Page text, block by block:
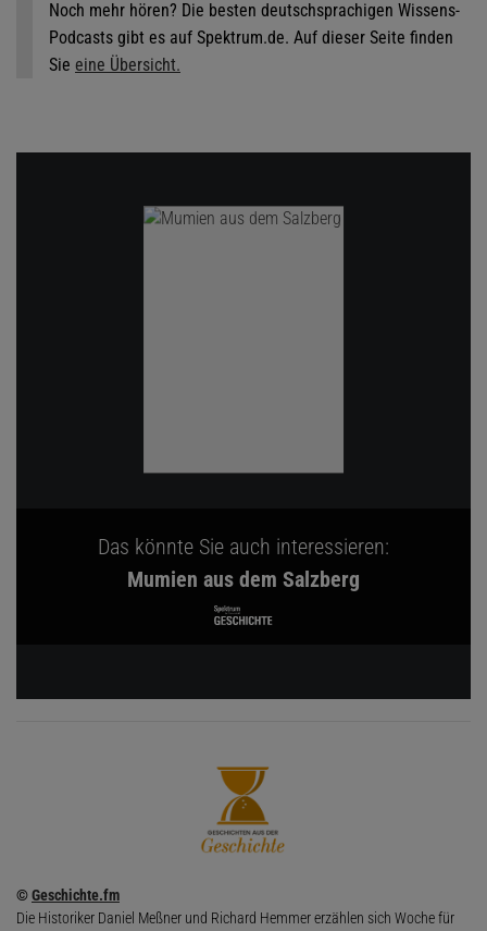
Noch mehr hören? Die besten deutschsprachigen Wissens-
Podcasts gibt es auf Spektrum.de. Auf dieser Seite finden
Sie eine Übersicht.
Das könnte Sie auch interessieren:
Mumien aus dem Salzberg
©Geschichte.fm
Die Historiker Daniel Meßner und Richard Hemmer erzählen sich Woche für